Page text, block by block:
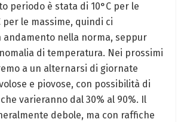
periodo è stata di 10°C per le
per le massime, quindi ci
andamento nella norma, seppur
di temperatura. Nei prossimi
a un alternarsi di giornate
e piovose, con possibilità di
varieranno dal 30% al 90%. Il
debole, ma con raffiche